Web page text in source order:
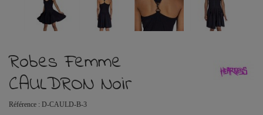
Robes Femme
CAULDRON Noir
Référence : D-CAULD-B-3